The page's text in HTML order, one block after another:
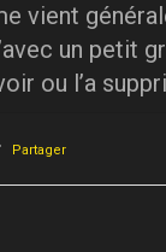
vient
un petit
ou l’a
· Partager